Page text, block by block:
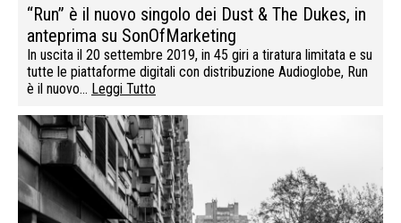
“Run” è il nuovo singolo dei Dust & The Dukes, in
anteprima su SonOfMarketing
In uscita il 20 settembre 2019, in 45 giri a tiratura limitata e su
tutte le piattaforme digitali con distribuzione Audioglobe, Run
è il nuovo… Leggi Tutto